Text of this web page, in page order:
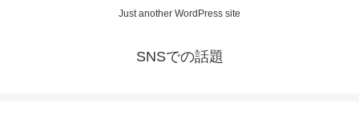
Just another WordPress site
SNSでの話題